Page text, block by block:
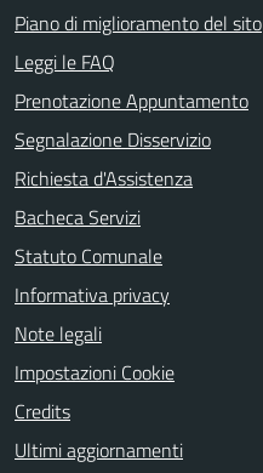
Piano di miglioramento del sito
Leggi le FAQ
Prenotazione Appuntamento
Segnalazione Disservizio
Richiesta d'Assistenza
Bacheca Servizi
Statuto Comunale
Informativa privacy
Note legali
Impostazioni Cookie
Credits
Ultimi aggiornamenti